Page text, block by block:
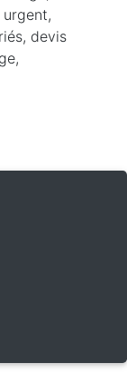
devis
,